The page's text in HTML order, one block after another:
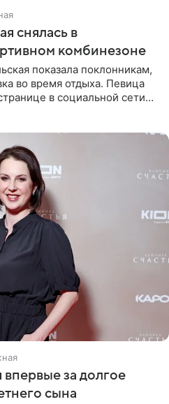
снялась в
комбинезоне
показала поклонникам,
во время отдыха. Певица
в социальной сети
за долгое
сына